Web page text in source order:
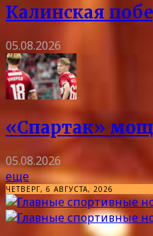
Калинская
05.08.2026
«Спартак»
05.08.2026
еще
ЧЕТВЕРГ, 6 АВГУСТА, 2026